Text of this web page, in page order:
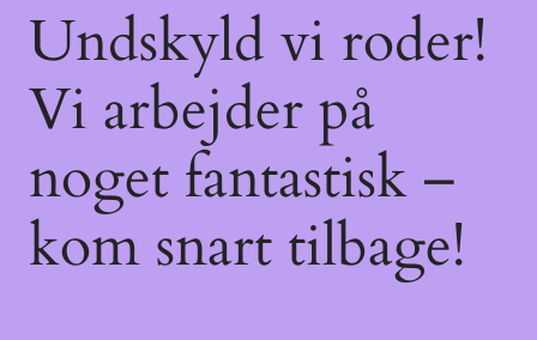
Undskyld vi roder!
Vi arbejder på
noget fantastisk –
kom snart tilbage!